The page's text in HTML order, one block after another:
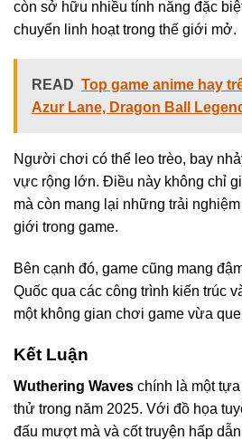
còn sở hữu nhiều tính năng đặc
chuyển linh hoạt trong thế giới mở.
READ Top game anime hay
Azur Lane, Dragon Ball
Người chơi có thể leo trèo, bay
vực rộng lớn. Điều này không chỉ
mà còn mang lại những trải
giới trong game.
Bên cạnh đó, game cũng mang
Quốc qua các công trình kiến trúc
một không gian chơi game vừa
Kết Luận
Wuthering Waves chính là một
thử trong năm 2025. Với đồ họa
đấu mượt mà và cốt truyện hấp